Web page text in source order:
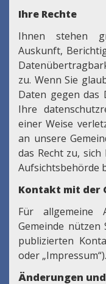
Ihre Rechte
Ihnen stehen
Auskunft,
zu. Wenn Sie
Daten gegen das
Ihre
einer Weise
an unsere
das Recht zu,
Aufsichtsbehörde
Kontakt mit der
Für allgemeine
Gemeinde
publizierten
oder „Impressum“).
Änderungen